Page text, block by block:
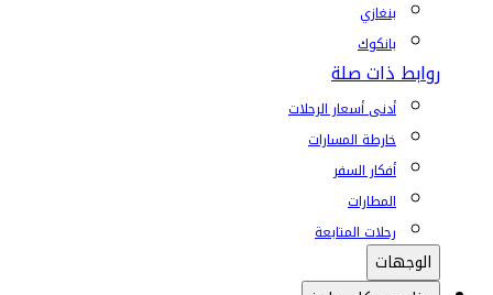
بنغازي
بانكوك
روابط ذات صلة
أدنى أسعار الرحلات
خارطة المسارات
أفكار السفر
المطارات
رحلات المتابعة
الوجهات